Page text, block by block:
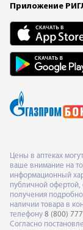
Приложение
Цены в аптеках
ваше внимание на
информационный
публичной
получения
наличии товара в
телефону 8 (800)
Согласно